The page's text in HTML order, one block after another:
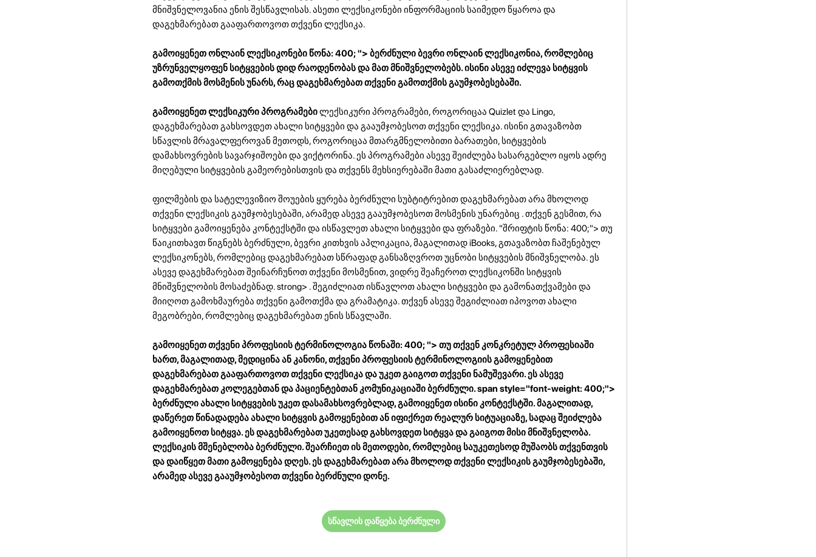
მნიშვნელოვანია ენის შესწავლისას. ასეთი ლექსიკონები ინფორმაციის საიმედო წყაროა და
დაგეხმარებათ გააფართოვოთ თქვენი ლექსიკა.
გამოიყენეთ ონლაინ ლექსიკონები წონა: 400; "> ბერძნული ბევრი ონლაინ ლექსიკონია, რომლებიც
უზრუნველყოფენ სიტყვების დიდ რაოდენობას და მათ მნიშვნელობებს. ისინი ასევე იძლევა სიტყვის
გამოთქმის მოსმენის უნარს, რაც დაგეხმარებათ თქვენი გამოთქმის გაუმჯობესებაში.
გამოიყენეთ ლექსიკური პროგრამებილექსიკური პროგრამები, როგორიცაა Quizlet და Lingo,
დაგეხმარებათ გახსოვდეთ ახალი სიტყვები და გააუმჯობესოთ თქვენი ლექსიკა. ისინი გთავაზობთ
სწავლის მრავალფეროვან მეთოდს, როგორიცაა მთარგმნელობითი ბარათები, სიტყვების
დამახსოვრების სავარჯიშოები და ვიქტორინა. ეს პროგრამები ასევე შეიძლება სასარგებლო იყოს ადრე
მიღებული სიტყვების გამეორებისთვის და თქვენს მეხსიერებაში მათი გასაძლიერებლად.
ფილმების და სატელევიზიო შოუების ყურება ბერძნული სუბტიტრებით დაგეხმარებათ არა მხოლოდ
თქვენი ლექსიკის გაუმჯობესებაში, არამედ ასევე გააუმჯობესოთ მოსმენის უნარებიც . თქვენ გესმით, რა
სიტყვები გამოიყენება კონტექსტში და ისწავლეთ ახალი სიტყვები და ფრაზები. "შრიფტის წონა: 400;"> თუ
წაიკითხავთ წიგნებს ბერძნული, ბევრი კითხვის აპლიკაცია, მაგალითად iBooks, გთავაზობთ ჩაშენებულ
ლექსიკონებს, რომლებიც დაგეხმარებათ სწრაფად განსაზღვროთ უცნობი სიტყვების მნიშვნელობა. ეს
ასევე დაგეხმარებათ შეინარჩუნოთ თქვენი მოსმენით, ვიდრე შეაჩეროთ ლექსიკონში სიტყვის
მნიშვნელობის მოსაძებნად. strong> . შეგიძლიათ ისწავლოთ ახალი სიტყვები და გამონათქვამები და
მიიღოთ გამოხმაურება თქვენი გამოთქმა და გრამატიკა. თქვენ ასევე შეგიძლიათ იპოვოთ ახალი
მეგობრები, რომლებიც დაგეხმარებათ ენის სწავლაში.
გამოიყენეთ თქვენი პროფესიის ტერმინოლოგია წონაში: 400; "> თუ თქვენ კონკრეტულ პროფესიაში
ხართ, მაგალითად, მედიცინა ან კანონი, თქვენი პროფესიის ტერმინოლოგიის გამოყენებით
დაგეხმარებათ გააფართოვოთ თქვენი ლექსიკა და უკეთ გაიგოთ თქვენი ნამუშევარი. ეს ასევე
დაგეხმარებათ კოლეგებთან და პაციენტებთან კომუნიკაციაში ბერძნული. span style="font-weight: 400;">
ბერძნული ახალი სიტყვების უკეთ დასამახსოვრებლად, გამოიყენეთ ისინი კონტექსტში. მაგალითად,
დაწერეთ წინადადება ახალი სიტყვის გამოყენებით ან იფიქრეთ რეალურ სიტუაციაზე, სადაც შეიძლება
გამოიყენოთ სიტყვა. ეს დაგეხმარებათ უკეთესად გახსოვდეთ სიტყვა და გაიგოთ მისი მნიშვნელობა.
ლექსიკის მშენებლობა ბერძნული. შეარჩიეთ ის მეთოდები, რომლებიც საუკეთესოდ მუშაობს თქვენთვის
და დაიწყეთ მათი გამოყენება დღეს. ეს დაგეხმარებათ არა მხოლოდ თქვენი ლექსიკის გაუმჯობესებაში,
არამედ ასევე გააუმჯობესოთ თქვენი ბერძნული დონე.
სწავლის დაწყება ბერძნული